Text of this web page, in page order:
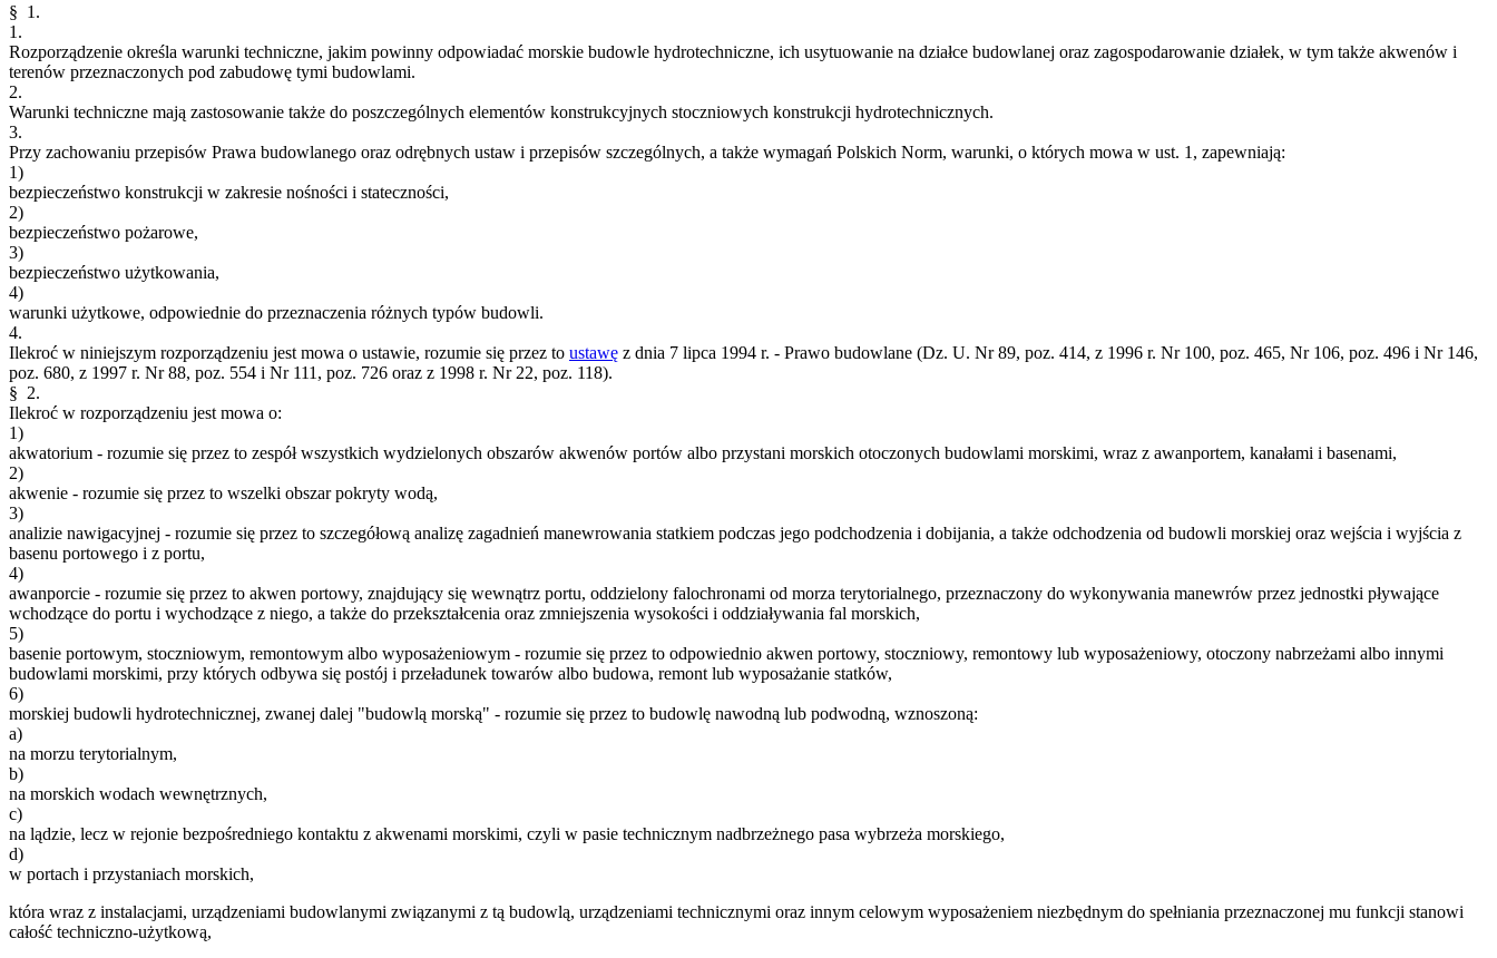
§ 1.
1.
Rozporządzenie określa warunki techniczne, jakim powinny odpowiadać morskie budowle hydrotechniczne, ich usytuowanie na działce budowlanej oraz zagospodarowanie działek, w tym także akwenów i
terenów przeznaczonych pod zabudowę tymi budowlami.
2.
Warunki techniczne mają zastosowanie także do poszczególnych elementów konstrukcyjnych stoczniowych konstrukcji hydrotechnicznych.
3.
Przy zachowaniu przepisów Prawa budowlanego oraz odrębnych ustaw i przepisów szczególnych, a także wymagań Polskich Norm, warunki, o których mowa w ust. 1, zapewniają:
1)
bezpieczeństwo konstrukcji w zakresie nośności i stateczności,
2)
bezpieczeństwo pożarowe,
3)
bezpieczeństwo użytkowania,
4)
warunki użytkowe, odpowiednie do przeznaczenia różnych typów budowli.
4.
Ilekroć w niniejszym rozporządzeniu jest mowa o ustawie, rozumie się przez to ustawę z dnia 7 lipca 1994 r. - Prawo budowlane (Dz. U. Nr 89, poz. 414, z 1996 r. Nr 100, poz. 465, Nr 106, poz. 496 i Nr 146,
poz. 680, z 1997 r. Nr 88, poz. 554 i Nr 111, poz. 726 oraz z 1998 r. Nr 22, poz. 118).
§ 2.
Ilekroć w rozporządzeniu jest mowa o:
1)
akwatorium - rozumie się przez to zespół wszystkich wydzielonych obszarów akwenów portów albo przystani morskich otoczonych budowlami morskimi, wraz z awanportem, kanałami i basenami,
2)
akwenie - rozumie się przez to wszelki obszar pokryty wodą,
3)
analizie nawigacyjnej - rozumie się przez to szczegółową analizę zagadnień manewrowania statkiem podczas jego podchodzenia i dobijania, a także odchodzenia od budowli morskiej oraz wejścia i wyjścia z
basenu portowego i z portu,
4)
awanporcie - rozumie się przez to akwen portowy, znajdujący się wewnątrz portu, oddzielony falochronami od morza terytorialnego, przeznaczony do wykonywania manewrów przez jednostki pływające
wchodzące do portu i wychodzące z niego, a także do przekształcenia oraz zmniejszenia wysokości i oddziaływania fal morskich,
5)
basenie portowym, stoczniowym, remontowym albo wyposażeniowym - rozumie się przez to odpowiednio akwen portowy, stoczniowy, remontowy lub wyposażeniowy, otoczony nabrzeżami albo innymi
budowlami morskimi, przy których odbywa się postój i przeładunek towarów albo budowa, remont lub wyposażanie statków,
6)
morskiej budowli hydrotechnicznej, zwanej dalej "budowlą morską" - rozumie się przez to budowlę nawodną lub podwodną, wznoszoną:
a)
na morzu terytorialnym,
b)
na morskich wodach wewnętrznych,
c)
na lądzie, lecz w rejonie bezpośredniego kontaktu z akwenami morskimi, czyli w pasie technicznym nadbrzeżnego pasa wybrzeża morskiego,
d)
w portach i przystaniach morskich,
która wraz z instalacjami, urządzeniami budowlanymi związanymi z tą budowlą, urządzeniami technicznymi oraz innym celowym wyposażeniem niezbędnym do spełniania przeznaczonej mu funkcji stanowi
całość techniczno-użytkową,